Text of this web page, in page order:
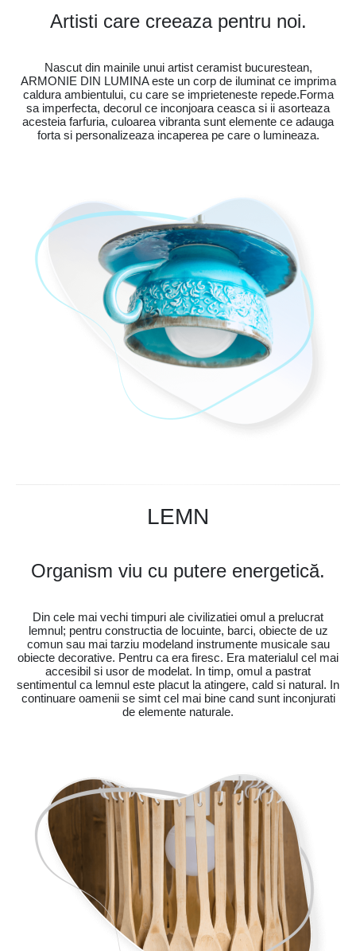
Artisti care creeaza pentru noi.
Nascut din mainile unui artist ceramist bucurestean,
ARMONIE DIN LUMINA este un corp de iluminat ce imprima
caldura ambientului, cu care se imprieteneste repede.Forma
sa imperfecta, decorul ce inconjoara ceasca si ii asorteaza
acesteia farfuria, culoarea vibranta sunt elemente ce adauga
forta si personalizeaza incaperea pe care o lumineaza.
LEMN
Organism viu cu putere energetică.
Din cele mai vechi timpuri ale civilizatiei omul a prelucrat
lemnul; pentru constructia de locuinte, barci, obiecte de uz
comun sau mai tarziu modeland instrumente musicale sau
obiecte decorative. Pentru ca era firesc. Era materialul cel mai
accesibil si usor de modelat. In timp, omul a pastrat
sentimentul ca lemnul este placut la atingere, cald si natural. In
continuare oamenii se simt cel mai bine cand sunt inconjurati
de elemente naturale.